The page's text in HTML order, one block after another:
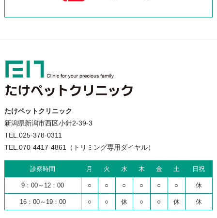
たけペットクリニック
新潟県新潟市西区小針2-39-3
TEL.025-378-0311
TEL.070-4417-4861（トリミング専用ダイヤル）
診察時間 月 火 水 木 金 土 日祝
9：00～12：00 ○ ○ ○ ○ ○ ○ 休
16：00～19：00 ○ ○ 休 ○ ○ 休 休